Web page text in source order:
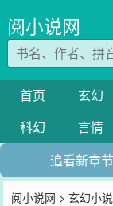
阅小说网
首页 玄幻
科幻
言情
追看新章
阅小说网 >玄幻小说